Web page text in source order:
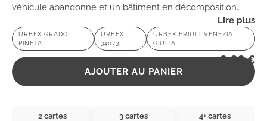
véhicule abandonné et un bâtiment en décomposition
racontent des histoires oubliées. Une expérience urbex
unique attend les explorateurs intrépides !
URBEX GRADO
PINETA
URBEX
34073
URBEX FRIULI-VENEZIA
GIULIA
2,99€
AJOUTER AU PANIER
2 cartes 3 cartes 4+ cartes